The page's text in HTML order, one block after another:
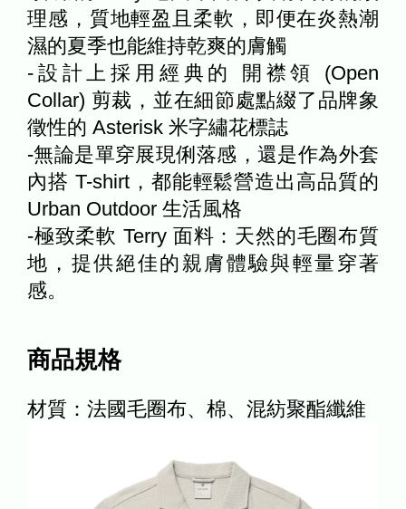
理感，質地輕盈且柔軟，即便在炎熱潮
濕的夏季也能維持乾爽的膚觸
-設計上採用經典的 開襟領 (Open
Collar) 剪裁，並在細節處點綴了品牌象
徵性的 Asterisk 米字繡花標誌
-無論是單穿展現俐落感，還是作為外套
內搭 T-shirt，都能輕鬆營造出高品質的
Urban Outdoor 生活風格
-極致柔軟 Terry 面料：天然的毛圈布質
地，提供絕佳的親膚體驗與輕量穿著
感。
商品規格
材質：法國毛圈布、棉、混紡聚酯纖維